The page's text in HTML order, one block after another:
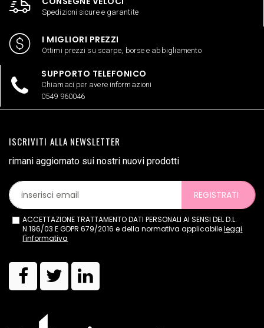
Spedizioni sicure e garantite
I MIGLIORI PREZZI
Ottimi prezzi su scarpe, borse e abbigliamento
SUPPORTO TELEFONICO
Chiamaci per avere informazioni
0549 960046
ISCRIVITI ALLA NEWSLETTER
rimani aggiornato sui nostri nuovi prodotti
REGISTRATI
ACCETTAZIONE TRATTAMENTO DATI PERSONALI AI SENSI DEL D.L.
N.196/03 E GDPR 679/2016 e della normativa applicabileleggi
l'informativa